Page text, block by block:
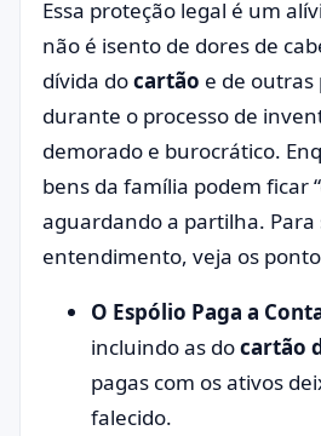
Essa proteção legal é um
não é isento de dores de
dívida docartão e de outras
durante o processo de
demorado e burocrático.
bens da família podem ficar
aguardando a partilha. Para
entendimento, veja os
O Espólio Paga a
incluindo as docartão
pagas com os ativos
falecido.